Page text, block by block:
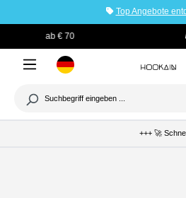
Top Angebote
PayPal Käuferschutz
+++ 🚀